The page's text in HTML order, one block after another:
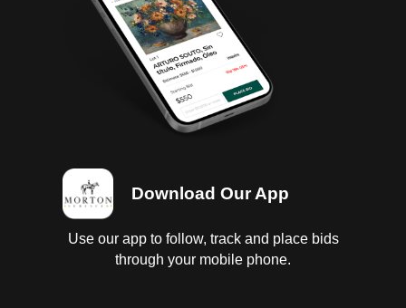
Download Our App
Use our app to follow, track and place bids
through your mobile phone.